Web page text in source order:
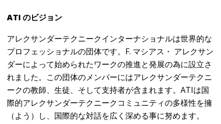
ATI のビジョン
アレクサンダーテクニークインターナショナルは世界的な
プロフェッショナルの団体です。F. マシアス・ アレクサン
ダーによって始められたワークの推進と発展の為に設立さ
れました。この団体のメンバーにはアレクサンダーテクニ
ークの教師、生徒、そして支持者が含まれます。 ATIは国
際的アレクサンダーテクニークコミュニティの多様性を擁
（よう）し、国際的な対話を広く深める事に努めます。